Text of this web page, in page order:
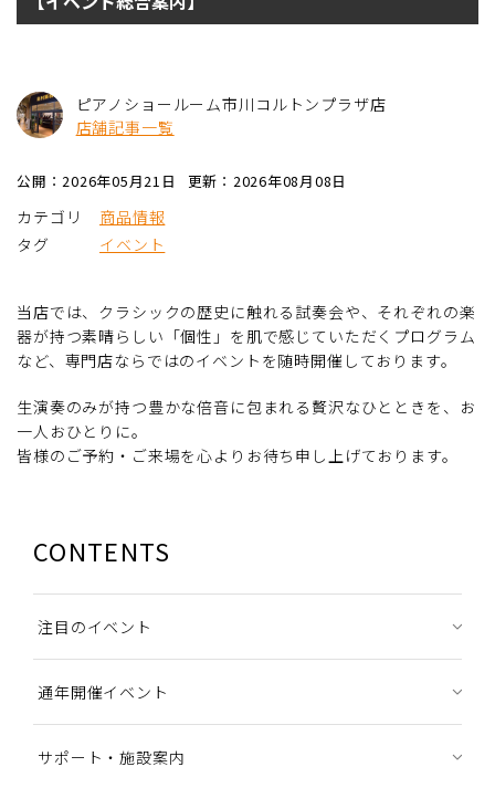
ピアノショールーム市川コルトンプラザ店
店舗記事一覧
公開：2026年05月21日 更新：2026年08月08日
カテゴリ
商品情報
タグ
イベント
当店では、クラシックの歴史に触れる試奏会や、それぞれの楽
器が持つ素晴らしい「個性」を肌で感じていただくプログラム
など、専門店ならではのイベントを随時開催しております。
生演奏のみが持つ豊かな倍音に包まれる贅沢なひとときを、お
一人おひとりに。
皆様のご予約・ご来場を心よりお待ち申し上げております。
CONTENTS
注目のイベント
通年開催イベント
サポート・施設案内